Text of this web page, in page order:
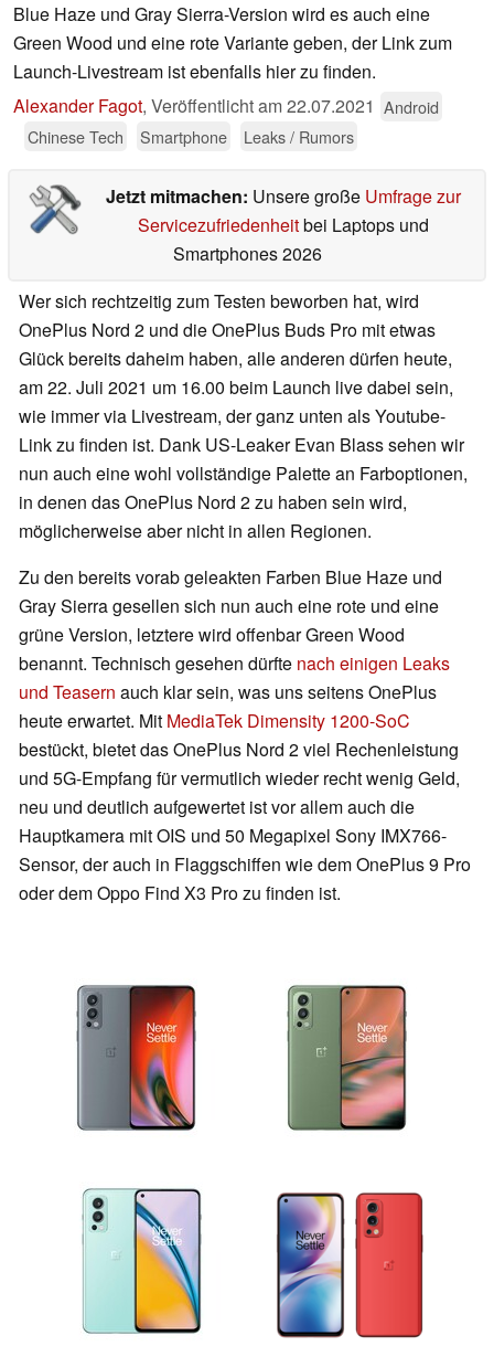
Blue Haze und Gray Sierra-Version wird es auch eine
Green Wood und eine rote Variante geben, der Link zum
Launch-Livestream ist ebenfalls hier zu finden.
Alexander Fagot, Veröffentlicht am22.07.2021 Android
Chinese Tech
Smartphone Leaks / Rumors
Jetzt mitmachen: Unsere große Umfrage zur
Servicezufriedenheitbei Laptops und
Smartphones 2026
Wer sich rechtzeitig zum Testen beworben hat, wird
OnePlus Nord 2 und die OnePlus Buds Pro mit etwas
Glück bereits daheim haben, alle anderen dürfen heute,
am 22. Juli 2021 um 16.00 beim Launch live dabei sein,
wie immer via Livestream, der ganz unten als Youtube-
Link zu finden ist. Dank US-Leaker Evan Blass sehen wir
nun auch eine wohl vollständige Palette an Farboptionen,
in denen das OnePlus Nord 2 zu haben sein wird,
möglicherweise aber nicht in allen Regionen.
Zu den bereits vorab geleakten Farben Blue Haze und
Gray Sierra gesellen sich nun auch eine rote und eine
grüne Version, letztere wird offenbar Green Wood
benannt. Technisch gesehen dürfte nach einigen Leaks
und Teasern auch klar sein, was uns seitens OnePlus
heute erwartet. Mit MediaTek Dimensity 1200-SoC
bestückt, bietet das OnePlus Nord 2 viel Rechenleistung
und 5G-Empfang für vermutlich wieder recht wenig Geld,
neu und deutlich aufgewertet ist vor allem auch die
Hauptkamera mit OIS und 50 Megapixel Sony IMX766-
Sensor, der auch in Flaggschiffen wie dem OnePlus 9 Pro
oder dem Oppo Find X3 Pro zu finden ist.